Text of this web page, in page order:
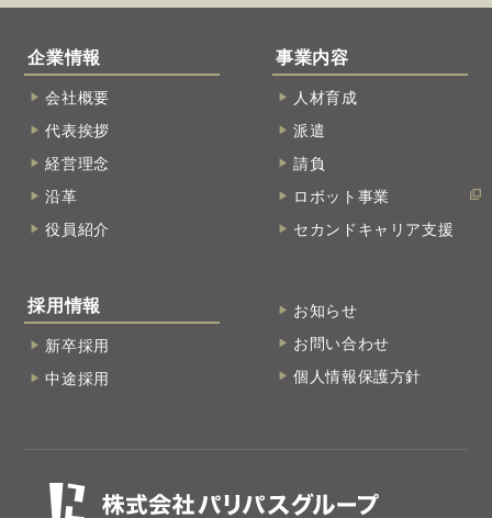
企業情報
会社概要
代表挨拶
経営理念
沿革
役員紹介
事業内容
人材育成
派遣
請負
ロボット事業
セカンドキャリア支援
採用情報
新卒採用
中途採用
お知らせ
お問い合わせ
個人情報保護方針